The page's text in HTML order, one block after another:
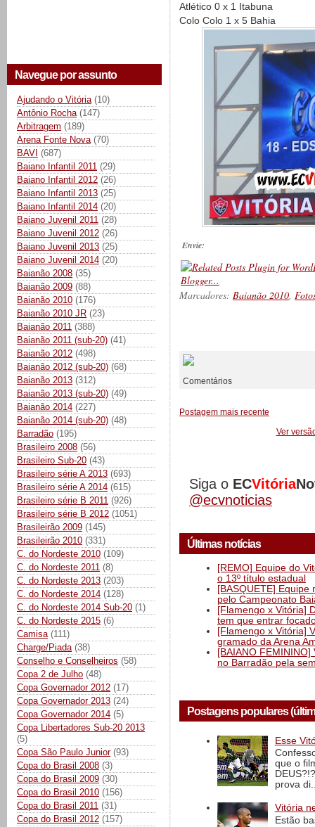
Navegue por assunto
Ajudando o Vitória (10)
Antônio Rocha (147)
Arbitragem (189)
Arena Fonte Nova (70)
BAVI (687)
Baiano Infantil 2011 (29)
Baiano Infantil 2012 (26)
Baiano Infantil 2013 (25)
Baiano Infantil 2014 (20)
Baiano Juvenil 2011 (28)
Baiano Juvenil 2012 (26)
Baiano Juvenil 2013 (25)
Baiano Juvenil 2014 (20)
Baianão 2008 (35)
Baianão 2009 (88)
Baianão 2010 (176)
Baianão 2010 JR (23)
Baianão 2011 (388)
Baianão 2011 (sub-20) (41)
Baianão 2012 (498)
Baianão 2012 (sub-20) (68)
Baianão 2013 (312)
Baianão 2013 (sub-20) (49)
Baianão 2014 (227)
Baianão 2014 (sub-20) (48)
Barradão (195)
Brasileiro 2008 (56)
Brasileiro Sub-20 (43)
Brasileiro série A 2013 (693)
Brasileiro série A 2014 (615)
Brasileiro série B 2011 (926)
Brasileiro série B 2012 (1051)
Brasileirão 2009 (145)
Brasileirão 2010 (331)
C. do Nordeste 2010 (109)
C. do Nordeste 2011 (8)
C. do Nordeste 2013 (203)
C. do Nordeste 2014 (128)
C. do Nordeste 2014 Sub-20 (1)
C. do Nordeste 2015 (6)
Camisa (111)
Charge/Piada (38)
Conselho e Conselheiros (58)
Copa 2 de Julho (48)
Copa Governador 2012 (17)
Copa Governador 2013 (24)
Copa Governador 2014 (5)
Copa Libertadores Sub-20 2013
(5)
Copa São Paulo Junior (93)
Copa do Brasil 2008 (3)
Copa do Brasil 2009 (30)
Copa do Brasil 2010 (156)
Copa do Brasil 2011 (31)
Copa do Brasil 2012 (157)
Atlético 0 x 1 Itabuna
Colo Colo 1 x 5 Bahia
Envie:
Marcadores: Baianão 2010,
Comentários
Postagem mais recente
Ver
Siga o ECVitória
@ecvnoticias
Últimas notícias
[REMO] Equipe do
o 13º título estadual
[BASQUETE]
pelo Campeonato
[Flamengo x Vitória]
tem que entrar
[Flamengo x Vitória]
gramado da Arena
[BAIANO
no Barradão pela
Postagens populares
Esse
que o
prova
Vitória
Estão